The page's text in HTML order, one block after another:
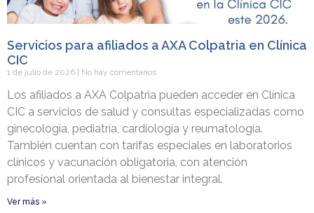
Servicios para afiliados a AXA Colpatria en Clínica
CIC
1 de julio de 2026 No hay comentarios
Los afiliados a AXA Colpatria pueden acceder en Clínica
CIC a servicios de salud y consultas especializadas como
ginecología, pediatría, cardiología y reumatología.
También cuentan con tarifas especiales en laboratorios
clínicos y vacunación obligatoria, con atención
profesional orientada al bienestar integral.
Ver más »